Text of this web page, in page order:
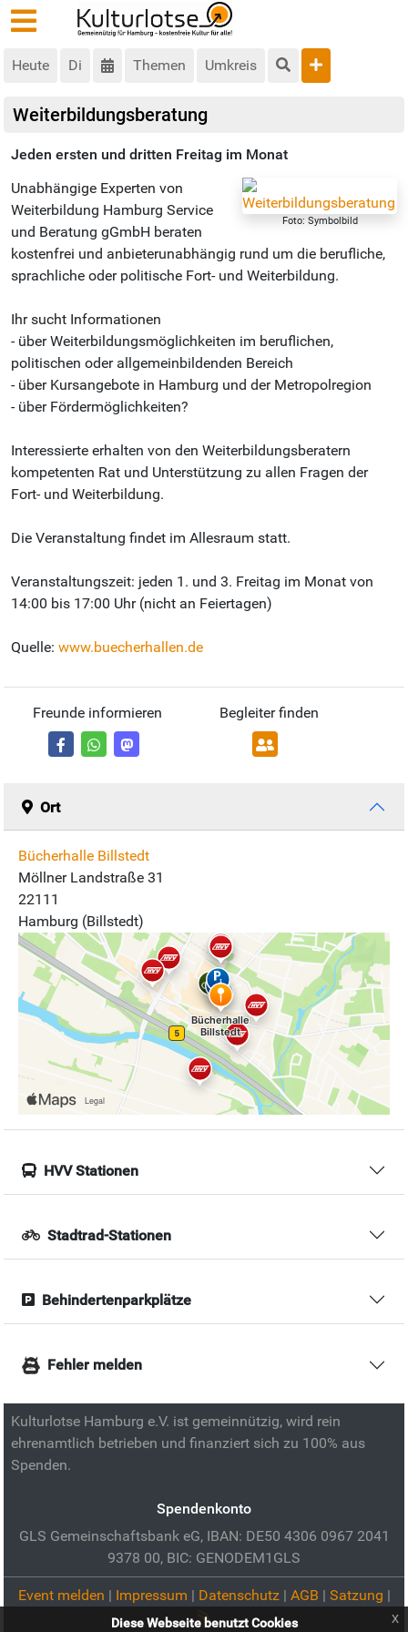
Heute Di Themen Umkreis
Weiterbildungsberatung
Jeden ersten und dritten Freitag im Monat
Foto: Symbolbild
Unabhängige Experten von
Weiterbildung Hamburg Service
und Beratung gGmbH beraten
kostenfrei und anbieterunabhängig rund um die berufliche,
sprachliche oder politische Fort- und Weiterbildung.
Ihr sucht Informationen
- über Weiterbildungsmöglichkeiten im beruflichen,
politischen oder allgemeinbildenden Bereich
- über Kursangebote in Hamburg und der Metropolregion
- über Fördermöglichkeiten?
Interessierte erhalten von den Weiterbildungsberatern
kompetenten Rat und Unterstützung zu allen Fragen der
Fort- und Weiterbildung.
Die Veranstaltung findet im Allesraum statt.
Veranstaltungszeit: jeden 1. und 3. Freitag im Monat von
14:00 bis 17:00 Uhr (nicht an Feiertagen)
Quelle: www.buecherhallen.de
Freunde informieren Begleiter finden
Ort
Bücherhalle Billstedt
Möllner Landstraße 31
22111
Hamburg (Billstedt)
HVV Stationen
Stadtrad-Stationen
Behindertenparkplätze
Fehler melden
Kulturlotse Hamburg e.V. ist gemeinnützig, wird rein
ehrenamtlich betrieben und finanziert sich zu 100% aus
Spenden.
Spendenkonto
GLS Gemeinschaftsbank eG, IBAN: DE50 4306 0967 2041
9378 00, BIC: GENODEM1GLS
Event melden | Impressum | Datenschutz| AGB | Satzung |
Diese Webseite benutzt Cookies x